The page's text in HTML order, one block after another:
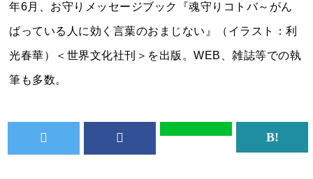
年6月、お守りメッセージブック『魂守りコトバ～がん
ばっている人に効く言葉のおまじない』（イラスト：利
光春華）＜世界文化社刊＞を出版。WEB、雑誌等での執
筆も多数。